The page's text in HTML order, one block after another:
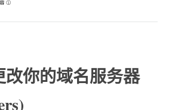
你的域名服务器